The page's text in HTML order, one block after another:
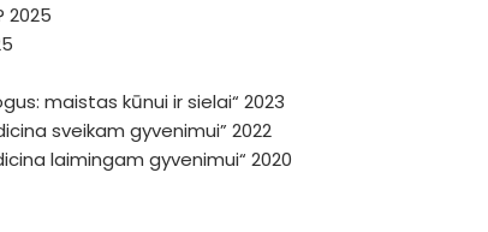
2025
maistas kūnui ir sielai“ 2023
sveikam gyvenimui” 2022
laimingam gyvenimui“ 2020